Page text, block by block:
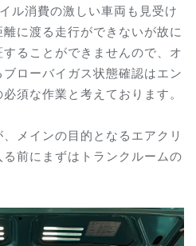
ル消費の激しい車両も見受け
に渡る走行ができないが故に
ることができませんので、オ
ローバイガス状態確認はエン
須な作業と考えております。
メインの目的となるエアクリ
前にまずはトランクルームの